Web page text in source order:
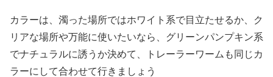
カラーは、濁った場所ではホワイト系で目立たせるか、ク
リアな場所や万能に使いたいなら、グリーンパンプキン系
でナチュラルに誘うか決めて、トレーラーワームも同じカ
ラーにして合わせて行きましょう